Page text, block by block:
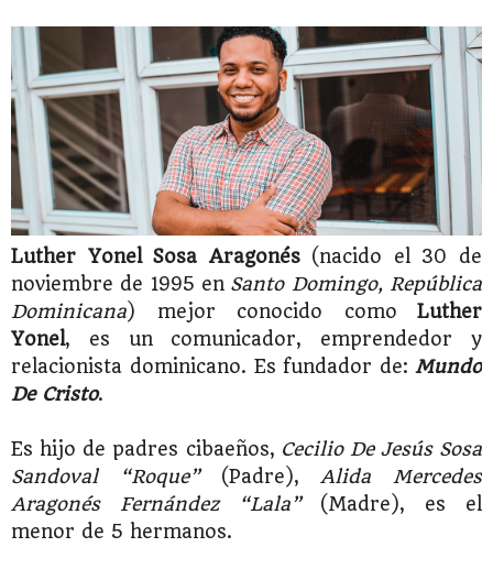
Luther Yonel Sosa Aragonés (nacido el 30 de
noviembre de 1995 en Santo Domingo, República
Dominicana) mejor conocido como
Luther
Yonel, es un comunicador, emprendedor y
relacionista dominicano. Es fundador de: Mundo
De Cristo.
Es hijo de padres cibaeños, Cecilio De Jesús Sosa
Sandoval “Roque”(Padre), Alida Mercedes
Aragonés Fernández “Lala”(Madre), es el
menor de 5 hermanos.